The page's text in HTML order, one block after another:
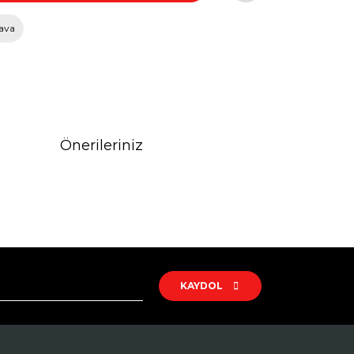
Önerileriniz
KAYDOL